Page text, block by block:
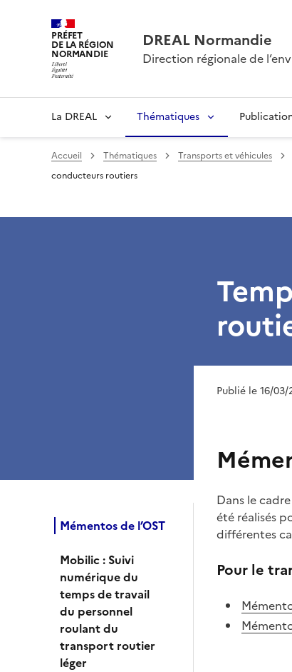
PRÉFET
DE LA RÉGION
NORMANDIE
DREAL Normandie
Direction régionale de
La DREAL Thématiques
Accueil Thématiques Transports et véhicules
conducteurs routiers
Mémentos de l’OST
Mobilic : Suivi
numérique du
temps de travail
du personnel
roulant du
transport routier
léger
Publié le 16/03/
Dans le
été réalisés
différentes
Pour le